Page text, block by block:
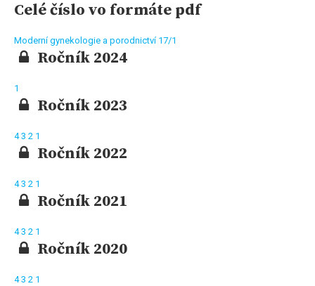
Celé číslo vo formáte pdf
Moderní gynekologie a porodnictví 17/1
Ročník 2024
1
Ročník 2023
43 2 1
Ročník 2022
43 2 1
Ročník 2021
43 2 1
Ročník 2020
43 2 1